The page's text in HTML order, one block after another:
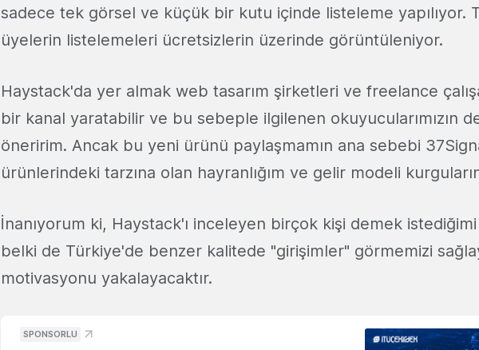
sadece tek görsel ve küçük bir kutu içinde listeleme yapılıyor.
üyelerin listelemeleri ücretsizlerin üzerinde görüntüleniyor.
Haystack'da yer almak web tasarım şirketleri ve freelance
bir kanal yaratabilir ve bu sebeple ilgilenen okuyucularımızın
öneririm. Ancak bu yeni ürünü paylaşmamın ana sebebi
ürünlerindeki tarzına olan hayranlığım ve gelir modeli
İnanıyorum ki, Haystack'ı inceleyen birçok kişi demek
belki de Türkiye'de benzer kalitede "girişimler" görmemizi
motivasyonu yakalayacaktır.
SPONSORLU